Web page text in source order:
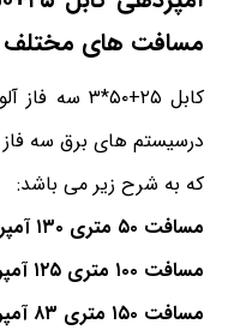
مسافت های مختلف
کابل
درسیستم های برق سه فاز
که به شرح زیر می باشد:
مسافت ۵۰ متری ۱۳۰ آمپر
مسافت ۱۰۰ متری ۱۲۵ آمپر
مسافت ۱۵۰ متری ۸۳ آمپر